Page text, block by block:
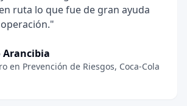
ruta lo que fue de gran ayuda
"
Arancibia
en Prevención de Riesgos, Coca-Cola